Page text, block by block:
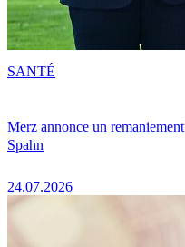
Merz annonce un
Spahn
24.07.2026
SANTÉ